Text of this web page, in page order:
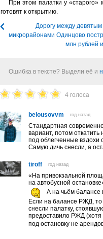
При этом палатки у
готовят к открытию.
Дорогу между
микрорайонами Одинцово
млн рублей
Ошибка в тексте? Выдели её и
4 голоса
belousovvm год назад
Стандартная
вариант, потом
под облегченные вздохи
Самую дичь снесли, а
tiroff год назад
«На привокзальной
на автобусной
А на чьём балансе
Если на балансе РЖД,
снесли палатку,
предоставило РЖД (хотя
под остановку не